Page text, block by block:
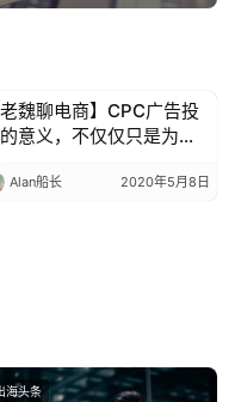
海头条
老魏聊电商】CPC广告投
意义，不仅仅只是为了
Alan船长 2020年5月8日
海头条